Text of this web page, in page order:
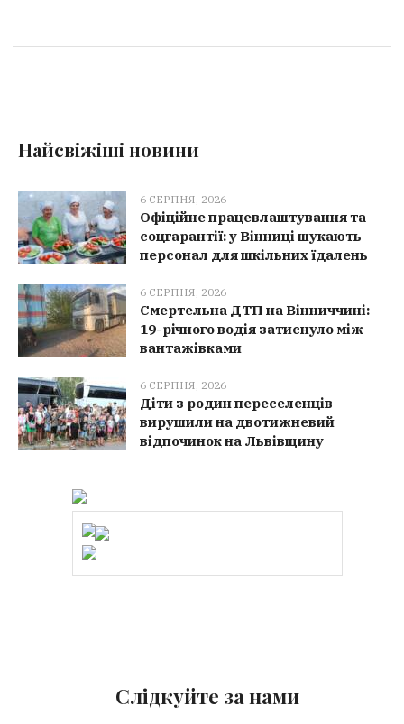
Найсвіжіші новини
6 СЕРПНЯ, 2026
Офіційне працевлаштування та
соцгарантії: у Вінниці шукають
персонал для шкільних їдалень
6 СЕРПНЯ, 2026
Смертельна ДТП на Вінниччині:
19-річного водія затиснуло між
вантажівками
6 СЕРПНЯ, 2026
Діти з родин переселенців
вирушили на двотижневий
відпочинок на Львівщину
Слідкуйте за нами